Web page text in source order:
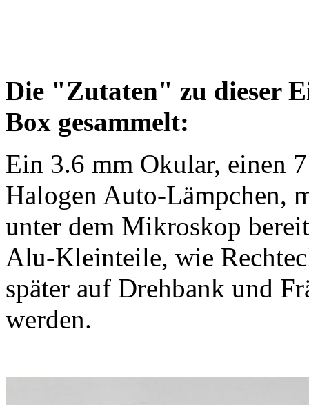
Die "Zutaten" zu dieser
Box gesammelt:
Ein 3.6 mm Okular, einen
Halogen Auto-Lämpchen,
unter dem Mikroskop
Alu-Kleinteile, wie
später auf Drehbank und
werden.